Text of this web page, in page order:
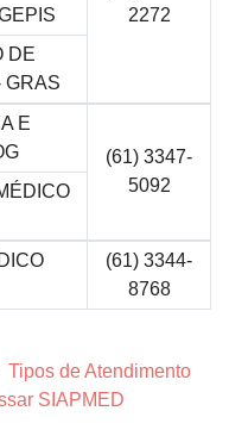
2272
DE
GRAS
E
(61) 3347-
5092
(61) 3344-
8768
Tipos de Atendimento
SIAPMED